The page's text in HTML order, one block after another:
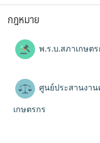
กฎหมาย
พ.ร.บ.สภาเกษต
ศูนย์ประสานงา
เกษตรกร